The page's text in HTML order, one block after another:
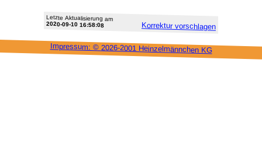
Letzte Aktu­alisie­rung am
2020-09-10 16:58:08 Korrektur vor­schlagen
Impressum: © 2026-2001 Heinzel­männchen KG